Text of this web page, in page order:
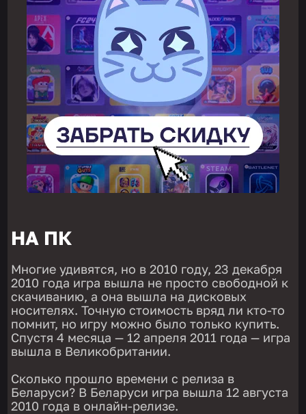
НА ПК
Многие удивятся, но в 2010 году, 23 декабря
2010 года игра вышла не просто свободной к
скачиванию, а она вышла на дисковых
носителях. Точную стоимость вряд ли кто-то
помнит, но игру можно было только купить.
Спустя 4 месяца — 12 апреля 2011 года — игра
вышла в Великобритании.
Сколько прошло времени с релиза в
Беларуси? В Беларуси игра вышла 12 августа
2010 года в онлайн-релизе.